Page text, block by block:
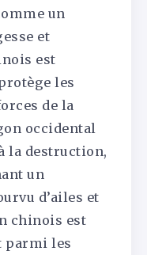
un
et
est
les
de la
occidental
la destruction,
un
d’ailes et
chinois est
parmi les